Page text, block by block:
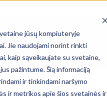
jūsų kompiuteryje
Jie naudojami norint rinkti
kaip sąveikaujate su svetaine,
pažintume. Šią informaciją
ir tinkindami naršymo
ir metrikos apie šios svetainės ir